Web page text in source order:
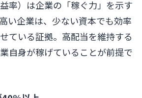
率）は企業の「稼ぐ力」を示す
い企業は、少ない資本でも効率
ている証拠。高配当を維持する
自身が稼げていることが前提で